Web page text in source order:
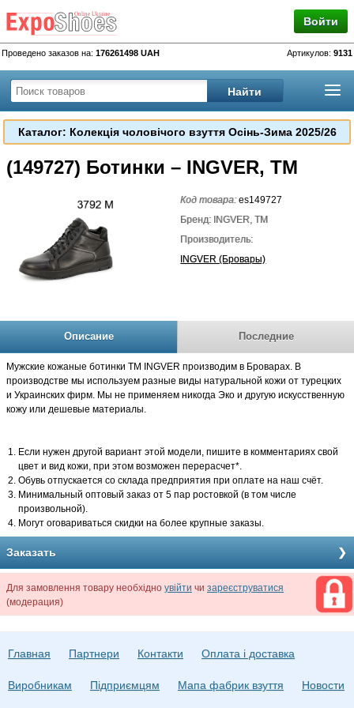
Войти
Проведено заказов на: 176261498 UAH Артикулов: 9131
Каталог: Колекція чоловічого взуття Осінь-Зима 2025/26
(149727) Ботинки – INGVER, TM
Код товара:es149727
Бренд: INGVER, TM
Производитель:
INGVER (Бровары)
Описание Последние
Мужские кожаные ботинки TM INGVER производим в Броварах. В
производстве мы используем разные виды натуральной кожи от турецких
и Украинских фирм. Мы не применяем никогда Эко и другую искусственную
кожу или дешевые материалы.
Если нужен другой вариант этой модели, пишите в комментариях свой
цвет и вид кожи, при этом возможен перерасчет*.
Обувь отпускается со склада предприятия при оплате на наш счёт.
Минимальный оптовый заказ от 5 пар ростовкой (в том числе
произвольной).
Могут оговариваться скидки на более крупные заказы.
Заказать
Для замовлення товару необхідно увійти чи зареєструватися
(модерация)
Главная Партнери Контакти Оплата і доставка
Виробникам Підприємцям Мапа фабрик взуття Новости